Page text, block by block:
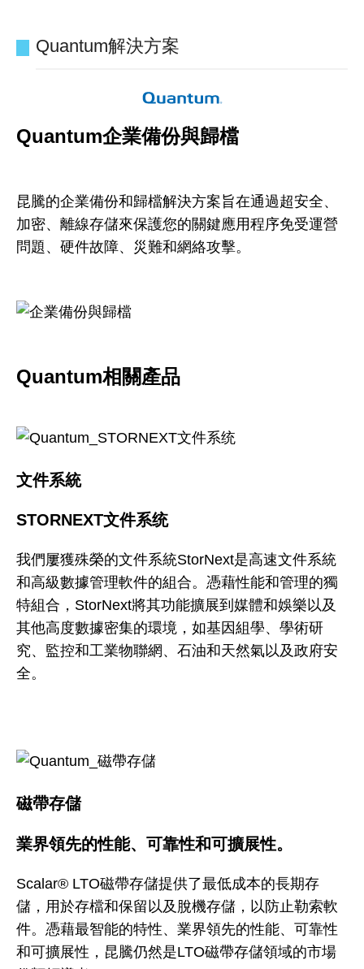
Quantum解決方案
Quantum企業備份與歸檔
昆騰的企業備份和歸檔解決方案旨在通過超安全、
加密、離線存儲來保護您的關鍵應用程序免受運營
問題、硬件故障、災難和網絡攻擊。
Quantum相關產品
文件系統
STORNEXT文件系统
我們屢獲殊榮的文件系統StorNext是高速文件系統
和高級數據管理軟件的組合。憑藉性能和管理的獨
特組合，StorNext將其功能擴展到媒體和娛樂以及
其他高度數據密集的環境，如基因組學、學術研
究、監控和工業物聯網、石油和天然氣以及政府安
全。
磁帶存儲
業界領先的性能、可靠性和可擴展性。
Scalar® LTO磁帶存儲提供了最低成本的長期存
儲，用於存檔和保留以及脫機存儲，以防止勒索軟
件。憑藉最智能的特性、業界領先的性能、可靠性
和可擴展性，昆騰仍然是LTO磁帶存儲領域的市場